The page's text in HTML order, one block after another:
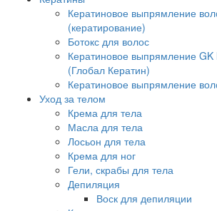
Кератиновое выпрямление
(кератирование)
Ботокс для волос
Кератиновое выпрямление
(Глобал Кератин)
Кератиновое выпрямление
Уход за телом
Крема для тела
Масла для тела
Лосьон для тела
Крема для ног
Гели, скрабы для тела
Депиляция
Воск для депиляции